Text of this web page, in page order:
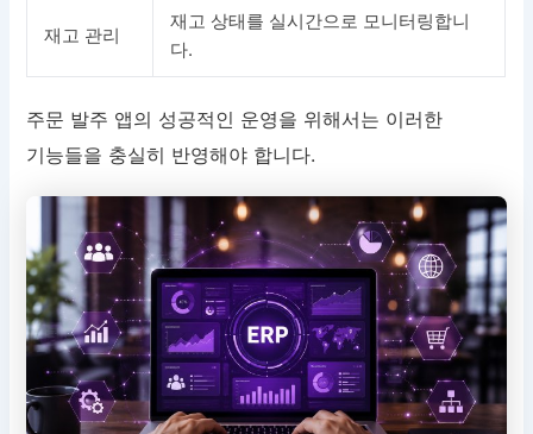
재고 관리
재고 상태를 실시간으로 모니터링합니
다.
주문 발주 앱의 성공적인 운영을 위해서는 이러한
기능들을 충실히 반영해야 합니다.